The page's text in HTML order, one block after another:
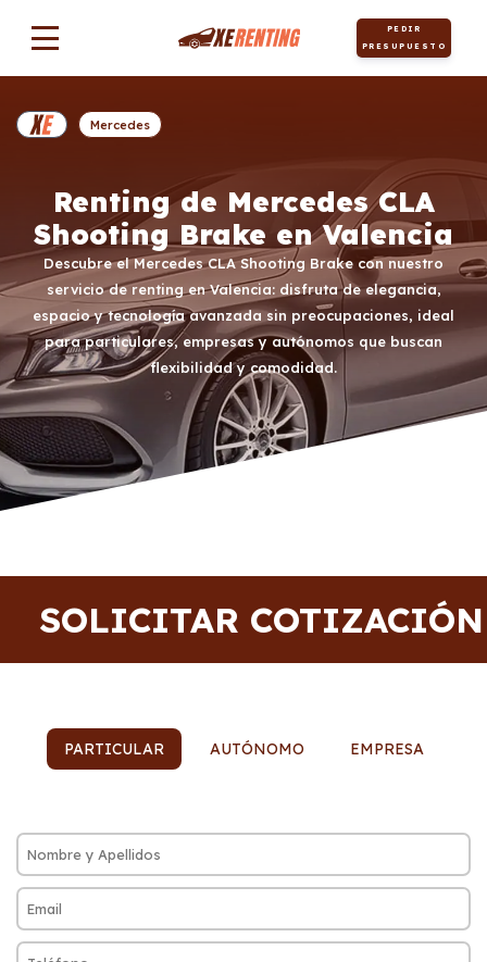
PEDIR
PRESUPUESTO
Renting de Mercedes CLA
Shooting Brake en Valencia
Descubre el Mercedes CLA Shooting Brake con nuestro
servicio de renting en Valencia: disfruta de elegancia,
espacio y tecnología avanzada sin preocupaciones, ideal
para particulares, empresas y autónomos que buscan
flexibilidad y comodidad.
Mercedes
SOLICITAR COTIZACIÓN
PARTICULAR AUTÓNOMO EMPRESA